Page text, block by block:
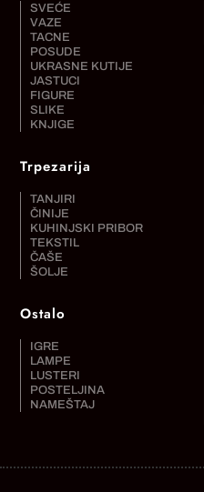
SVEĆE
VAZE
TACNE
POSUDE
UKRASNE KUTIJE
JASTUCI
FIGURE
SLIKE
KNJIGE
Trpezarija
TANJIRI
ČINIJE
KUHINJSKI PRIBOR
TEKSTIL
ČAŠE
ŠOLJE
Ostalo
IGRE
LAMPE
LUSTERI
POSTELJINA
NAMEŠTAJ